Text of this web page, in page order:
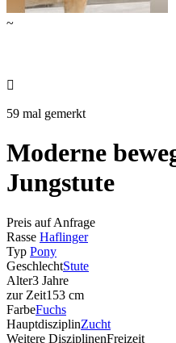
~

59 mal gemerkt
Moderne
Jungstute
Preis auf Anfrage
Rasse Haflinger
Typ Pony
GeschlechtStute
Alter3 Jahre
zur Zeit153 cm
FarbeFuchs
HauptdisziplinZucht
Weitere DisziplinenFreizeit